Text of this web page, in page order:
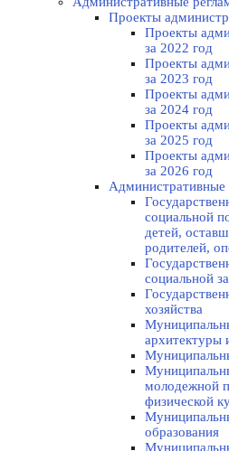
Проекты
Проекты
за 2022 год
Проекты
за 2023 год
Проекты
за 2024 год
Проекты
за 2025 год
Проекты
за 2026 год
Административные
социальной
детей,
родителей,
социальной
хозяйства
архитектуры
молодежной
физической
образования